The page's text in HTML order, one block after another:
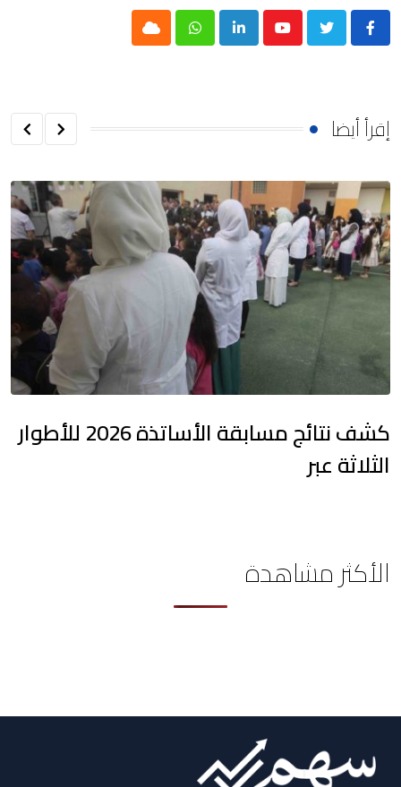
Youtube
LinkedIn
Whatsapp
Cloud
إقرأ أيضا
كشف نتائج مسابقة الأساتذة 2026 للأطوار
الثلاثة عبر
الأكثر مشاهدة